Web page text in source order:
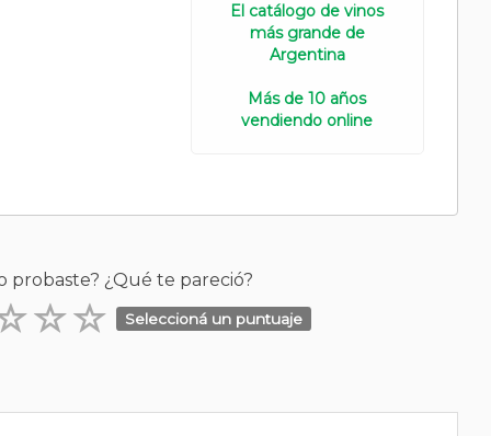
El catálogo de vinos
más grande de
Argentina
Más de 10 años
vendiendo online
probaste? ¿Qué te pareció?
Seleccioná un puntuaje